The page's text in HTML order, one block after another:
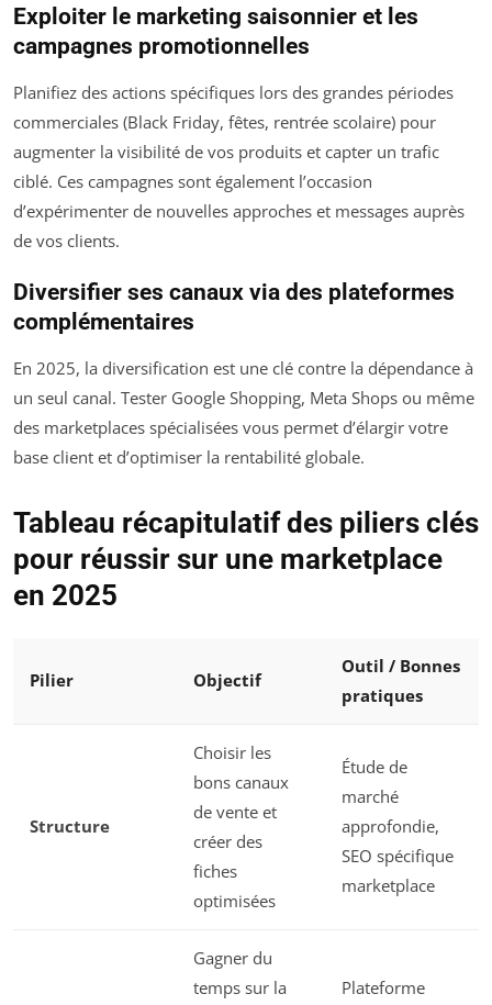
Exploiter le marketing saisonnier et les
campagnes promotionnelles
Planifiez des actions spécifiques lors des grandes périodes
commerciales (Black Friday, fêtes, rentrée scolaire) pour
augmenter la visibilité de vos produits et capter un trafic
ciblé. Ces campagnes sont également l’occasion
d’expérimenter de nouvelles approches et messages auprès
de vos clients.
Diversifier ses canaux via des plateformes
complémentaires
En 2025, la diversification est une clé contre la dépendance à
un seul canal. Tester Google Shopping, Meta Shops ou même
des marketplaces spécialisées vous permet d’élargir votre
base client et d’optimiser la rentabilité globale.
Tableau récapitulatif des piliers clés
pour réussir sur une marketplace
en 2025
Pilier Objectif
Outil / Bonnes
pratiques
Structure
Choisir les
bons canaux
de vente et
créer des
fiches
optimisées
Étude de
marché
approfondie,
SEO spécifique
marketplace
Gagner du
temps sur la
Plateforme